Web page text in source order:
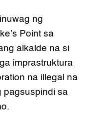
ng
Point sa
alkalde na si
imprastruktura
na illegal na
pagsuspindi sa